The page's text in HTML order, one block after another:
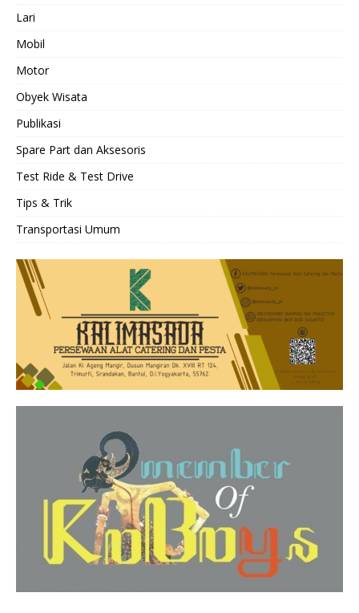
Lari
Mobil
Motor
Obyek Wisata
Publikasi
Spare Part dan Aksesoris
Test Ride & Test Drive
Tips & Trik
Transportasi Umum